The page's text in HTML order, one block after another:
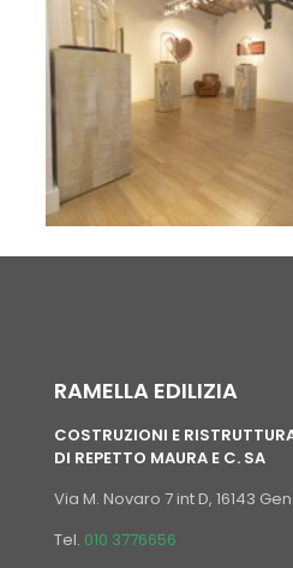
RAMELLA EDILIZIA
COSTRUZIONI E
DI REPETTO MAURA E C. SA
Via M. Novaro 7 int D, 16143
Tel. 010 3776656